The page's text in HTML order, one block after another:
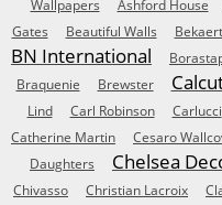
Wallpapers
Ashford House
Gates
Beautiful Walls
BN International
Braquenie
Brewster
Lind
Carl Robinson Carlucci
Catherine Martin
Cesaro
Daughters
Chelsea
Chivasso
Christian Lacroix